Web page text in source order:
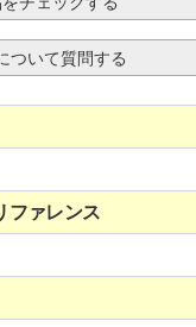
ファレンス